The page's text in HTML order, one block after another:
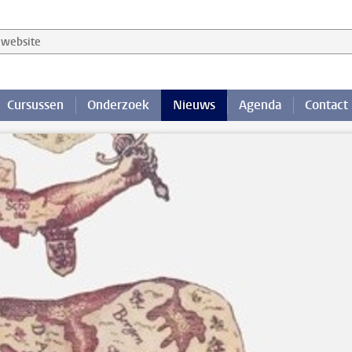
Cursussen Onderzoek Nieuws Agenda Contact